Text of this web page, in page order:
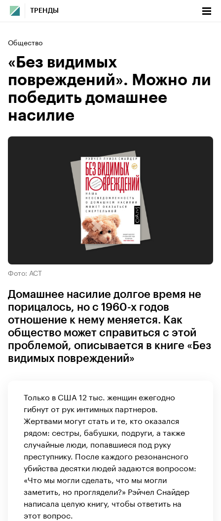
ТРЕНДЫ
Общество
«Без видимых
повреждений». Можно ли
победить домашнее
насилие
Фото: АСТ
Домашнее насилие долгое время не
порицалось, но с 1960-х годов
отношение к нему меняется. Как
общество может справиться с этой
проблемой, описывается в книге «Без
видимых повреждений»
Только в США 12 тыс. женщин ежегодно
гибнут от рук интимных партнеров.
Жертвами могут стать и те, кто оказался
рядом: сестры, бабушки, подруги, а также
случайные люди, попавшиеся под руку
преступнику. После каждого резонансного
убийства десятки людей задаются вопросом:
«Что мы могли сделать, что мы могли
заметить, но проглядели?» Рэйчел Снайдер
написала целую книгу, чтобы ответить на
этот вопрос.